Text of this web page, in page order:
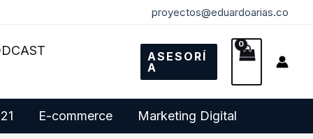
proyectos@eduardoarias.co
ASESORÍ
A
E-commerce Marketing Digital